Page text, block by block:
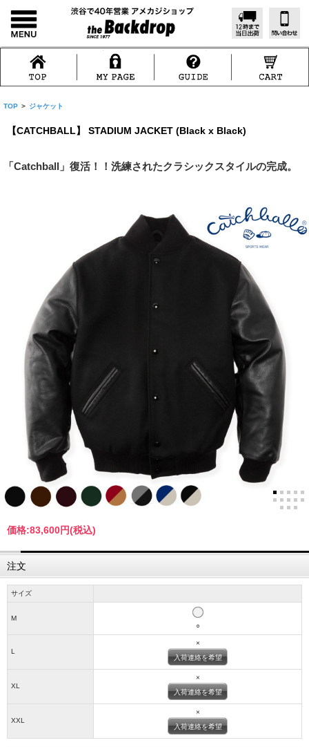
TOP > ジャケット
【CATCHBALL】 STADIUM JACKET (Black x Black)
「Catchball」復活！！洗練されたクラシックスタイルの完成。
価格:83,600円(税込)
注文
サイズ
M
○
L
×
入荷連絡を希望
XL
×
入荷連絡を希望
XXL
×
入荷連絡を希望